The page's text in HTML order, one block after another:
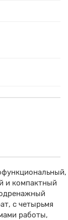
и компактный
с четырьмя
работы,